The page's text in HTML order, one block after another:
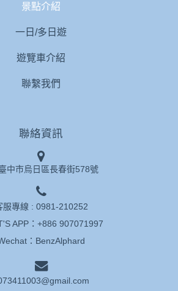
景點介紹
一日/多日遊
遊覽車介紹
聯繫我們
聯絡資訊
中市烏日區長春街578號
服專線 : 0981-210252
APP： +886 907071997
：BenzAlphard